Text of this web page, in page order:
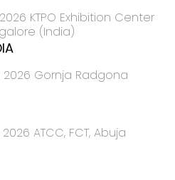
KTPO Exhibition Center
(India)
Gornja Radgona
ATCC, FCT, Abuja